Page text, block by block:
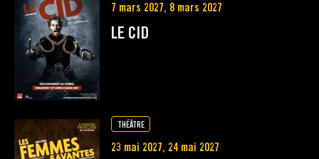
7 mars 2027, 8 mars 2027
LE CID
THÉÂTRE
23 mai 2027, 24 mai 2027